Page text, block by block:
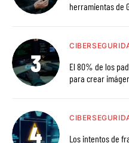
herramientas de
El 80% de los
para crear
Los intentos de